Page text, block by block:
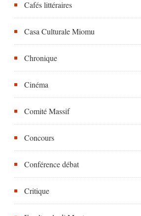
Cafés littéraires
Casa Culturale Miomu
Chronique
Cinéma
Comité Massif
Concours
Conférence débat
Critique